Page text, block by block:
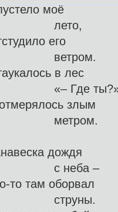
моё
его
в лес
Где
злым
дождя
неба –
то там оборвал